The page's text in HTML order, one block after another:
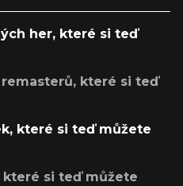
her, které si teď
které si teď
které si teď můžete
si teď můžete